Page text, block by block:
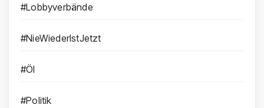
#Lobbyverbände
#NieWiederIstJetzt
#Öl
#Politik